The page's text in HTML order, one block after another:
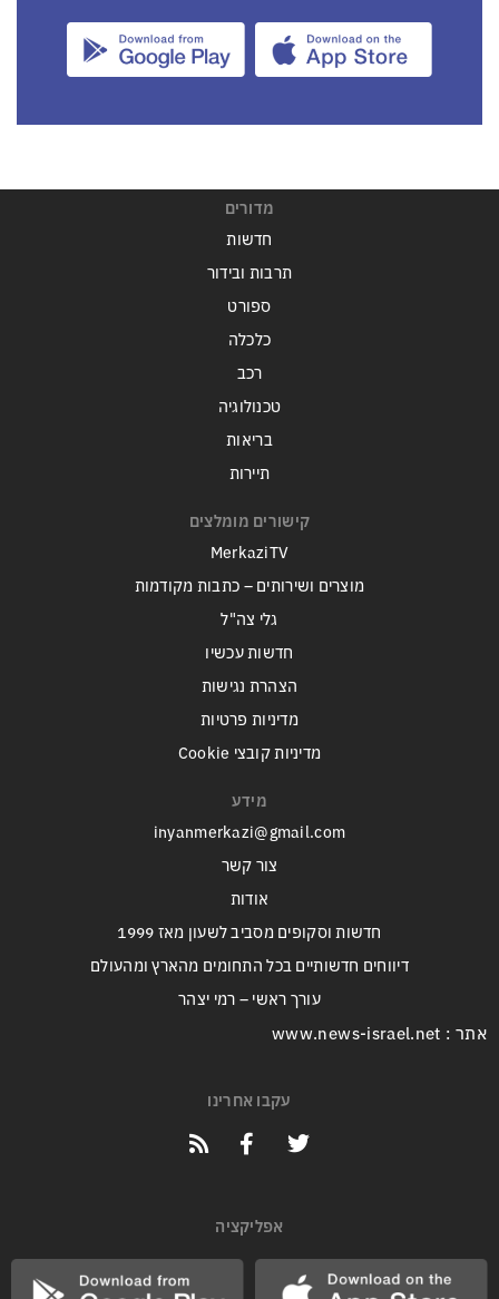
מדורים
חדשות
תרבות ובידור
ספורט
כלכלה
רכב
טכנולוגיה
בריאות
תיירות
קישורים מומלצים
MerkaziTV
מוצרים ושירותים – כתבות מקודמות
גלי צה"ל
חדשות עכשיו
הצהרת נגישות
מדיניות פרטיות
מדיניות קובצי Cookie
מידע
inyanmerkazi@gmail.com
צור קשר
אודות
חדשות וסקופים מסביב לשעון מאז 1999
דיווחים חדשותיים בכל התחומים מהארץ ומהעולם
עורך ראשי – רמי יצהר
אתר : www.news-israel.net
עקבו אחרינו
אפליקציה